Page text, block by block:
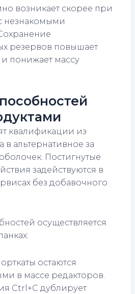
возникает скорее при
незнакомыми
резервов повышает
понижает массу
квалификации из
в альтернативное за
Постигнутые
задействуются в
без добавочного
осуществляется
остаются
в массе редакторов.
Ctrl+C дублирует